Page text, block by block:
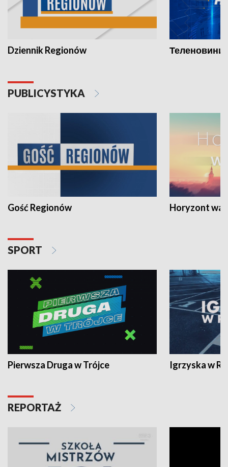
Dziennik Regionów Теленовини
PUBLICYSTYKA
Gość Regionów Horyzont
SPORT
Pierwsza Druga w Trójce Igrzyska w
REPORTAŻ